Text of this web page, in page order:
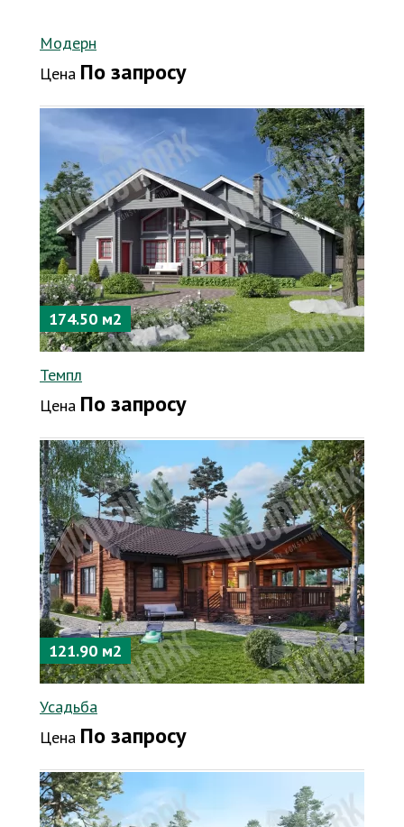
Модерн
Цена По запросу
174.50 м2
Темпл
Цена По запросу
121.90 м2
Усадьба
Цена По запросу